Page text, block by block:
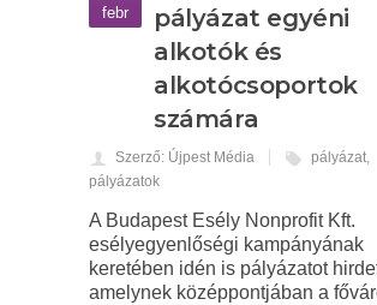
febr
pályázat egyéni
alkotók és
alkotócsoportok
számára
Szerző: Újpest Média pályázat,
pályázatok
A Budapest Esély Nonprofit Kft.
esélyegyenlőségi kampányának
keretében idén is pályázatot
amelynek középpontjában a